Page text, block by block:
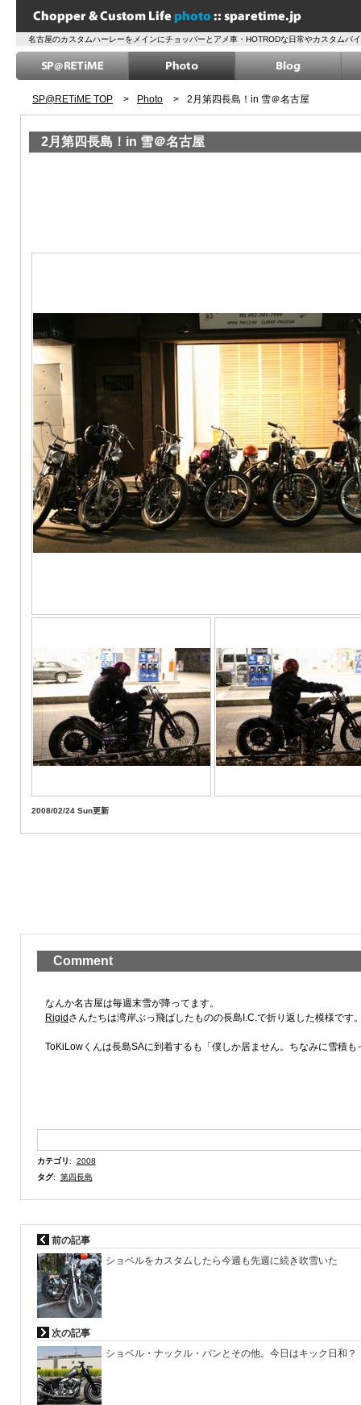
名古屋のカスタムハーレーをメインにチョッパーとアメ車・HOTRODな日常やカスタムバ
SP@RETiME TOP > Photo > 2月第四長島！in 雪＠名古屋
2月第四長島！in 雪＠名古屋
2008/02/24 Sun更新
Comment
なんか名古屋は毎週末雪が降ってます。
Rigid さんたちは湾岸ぶっ飛ばしたものの長島I.C.で折り返した模様です
ToKiLowくんは長島SAに到着するも「僕しか居ません。ちなみに雪積
カテゴリ:
2008
タグ: 第四長島
前の記事
ショベルをカスタムしたら今週も先週に続き吹雪いた
次の記事
ショベル・ナックル・パンとその他。今日はキック日和？